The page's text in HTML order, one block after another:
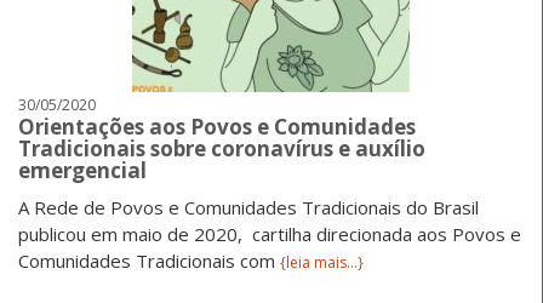
30/05/2020
Orientações aos Povos e Comunidades
Tradicionais sobre coronavírus e auxílio
emergencial
A Rede de Povos e Comunidades Tradicionais do Brasil
publicou em maio de 2020, cartilha direcionada aos Povos e
Comunidades Tradicionais com {leia mais...}